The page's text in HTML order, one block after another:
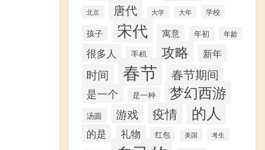
北京 唐代 大学 大年 学校
孩子 宋代 寓意 年初 年龄
很多人 手机 攻略 新年
时间 春节 春节期间
是一个 是一种 梦幻西游
汤圆 游戏 疫情 的人
的是 礼物 红包 美国 考生